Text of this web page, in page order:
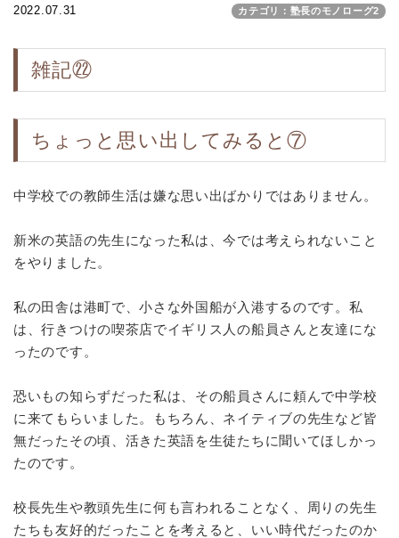
2022.07.31 カテゴリ：塾長のモノローグ2
雑記㉒
ちょっと思い出してみると⑦
中学校での教師生活は嫌な思い出ばかりではありません。
新米の英語の先生になった私は、今では考えられないこと
をやりました。
私の田舎は港町で、小さな外国船が入港するのです。私
は、行きつけの喫茶店でイギリス人の船員さんと友達にな
ったのです。
恐いもの知らずだった私は、その船員さんに頼んで中学校
に来てもらいました。もちろん、ネイティブの先生など皆
無だったその頃、活きた英語を生徒たちに聞いてほしかっ
たのです。
校長先生や教頭先生に何も言われることなく、周りの先生
たちも友好的だったことを考えると、いい時代だったのか